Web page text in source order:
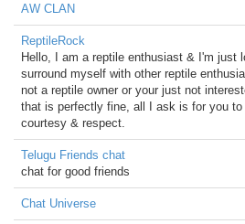
AW CLAN
ReptileRock
Hello, I am a reptile enthusiast & I'm just
surround myself with other reptile
not a reptile owner or your just not
that is perfectly fine, all I ask is for you to
courtesy & respect.
Telugu Friends chat
chat for good friends
Chat Universe